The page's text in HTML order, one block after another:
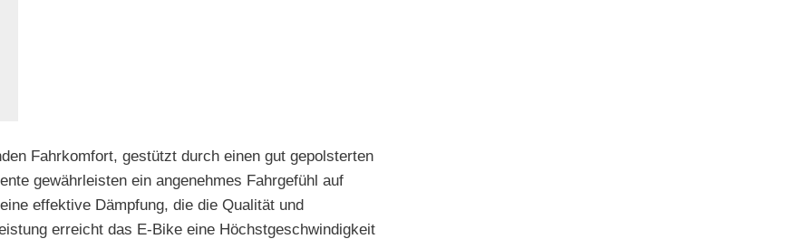
Fahrkomfort, gestützt durch einen gut gepolsterten
gewährleisten ein angenehmes Fahrgefühl auf
effektive Dämpfung, die die Qualität und
erreicht das E-Bike eine Höchstgeschwindigkeit